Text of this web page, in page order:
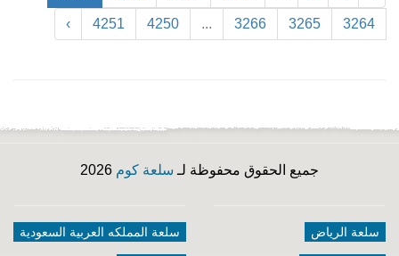
3264
3265
3266
...
4250
4251
›
جميع الحقوق محفوظة لـ سلعة كوم
سلعة الرياض سلعة المملكه العربية السعودية